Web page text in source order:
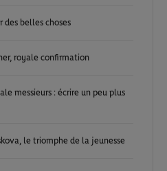
des belles choses
royale confirmation
messieurs : écrire un peu plus
le triomphe de la jeunesse